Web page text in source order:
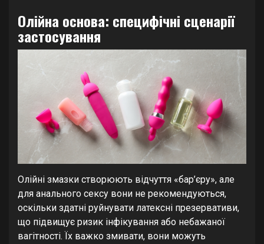
Олійна основа: специфічні сценарії
застосування
Олійні змазки створюють відчуття «бар’єру», але
для анального сексу вони не рекомендуються,
оскільки здатні руйнувати латексні презервативи,
що підвищує ризик інфікування або небажаної
вагітності. Їх важко змивати, вони можуть